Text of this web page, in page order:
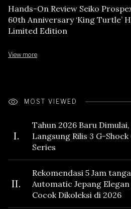
Hands-On Review Seiko
60th Anniversary ‘King Turtle’
Limited Edition
View more
MOST VIEWED
I.
Tahun 2026 Baru Dimulai,
Langsung Rilis 3 G-Shock
Series
II.
Rekomendasi 5 Jam
Automatic Jepang
Cocok Dikoleksi di 2026